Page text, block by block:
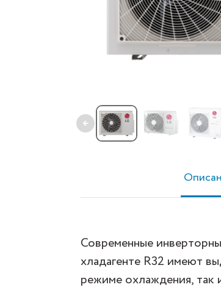
←
Современные
хладагенте R32 имеют
режиме охлаждения, так